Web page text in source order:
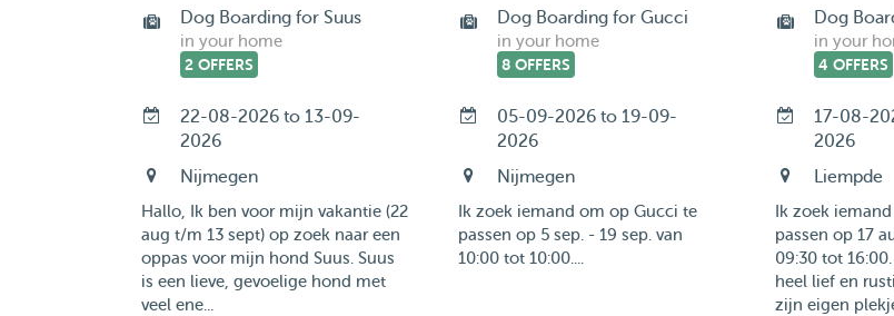
Dog Boarding for Suus
in your home
2 OFFERS
22-08-2026 to 13-09-
2026
Nijmegen
Hallo, Ik ben voor mijn vakantie (22
aug t/m 13 sept) op zoek naar een
oppas voor mijn hond Suus. Suus
is een lieve, gevoelige hond met
veel ene...
Dog Boarding for Gucci
in your home
8 OFFERS
05-09-2026 to 19-09-
2026
Nijmegen
Ik zoek iemand om op Gucci te
passen op 5 sep. - 19 sep. van
10:00 tot 10:00....
Dog
in your
4 OFFERS
17-08-
2026
Liempde
Ik zoek
passen op 17
09:30 tot
heel lief en
zijn eigen